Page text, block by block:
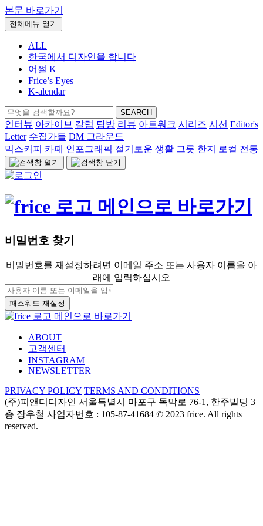
본문 바로가기
전체메뉴 열기
ALL
한국에서 디자인을 합니다
어쩔 K
Frice’s Eyes
K-alendar
검
색:
SEARCH
인터뷰 아카이브 칼럼 탐방 리뷰 아트워크 시리즈 시선 Editor's
Letter 수집가들 DM 그라운드
믹스커피 카페 인포그래픽 절기로운 생활 그릇 한지 로컬 전통
비밀번호 찾기
비밀번호를 재설정하려면 이메일 주소 또는 사용자 이름을 아
래에 입력하십시오
ABOUT
고객센터
INSTAGRAM
NEWSLETTER
PRIVACY POLICY TERMS AND CONDITIONS
(주)피앤디디자인 서울특별시 마포구 독막로 76-1, 한주빌딩 3
층 장우철 사업자번호 : 105-87-41684 © 2023 frice. All rights
reserved.